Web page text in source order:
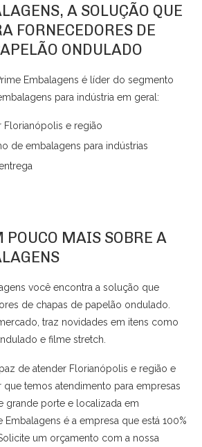
A SOLUÇÃO QUE
FORNECEDORES DE
ONDULADO
Embalagens é líder do segmento
para indústria em geral:
Florianópolis e região
de embalagens para indústrias
POUCO MAIS SOBRE A
você encontra a solução que
de chapas de papelão ondulado.
traz novidades em itens como
e filme stretch.
de atender Florianópolis e região e
temos atendimento para empresas
grande porte e localizada em
Embalagens é a empresa que está 100%
um orçamento com a nossa